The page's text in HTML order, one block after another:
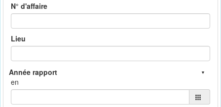
N° d'affaire
Lieu
en